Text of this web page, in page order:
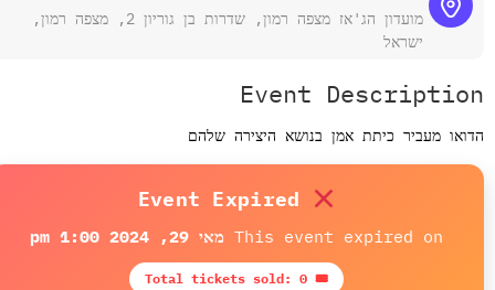
מועדון הג'אז מצפה רמון, שדרות בן גוריון 2, מצפה רמון,
ישראל
Event
מעביר כיתת אמן בנושא היצירה שלהם
Event Expired
This event expired on מאי 29, 2024 1:00 pm
🎟 Total tickets sold: 0